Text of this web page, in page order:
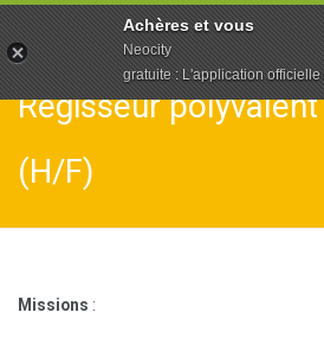
Régisseur
(H/F)
Missions :
Achères et vous
Neocity
gratuite : L'application